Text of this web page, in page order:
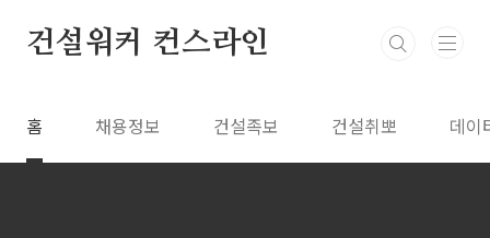
건설워커 컨스라인
홈 채용정보 건설족보 건설취뽀 데이